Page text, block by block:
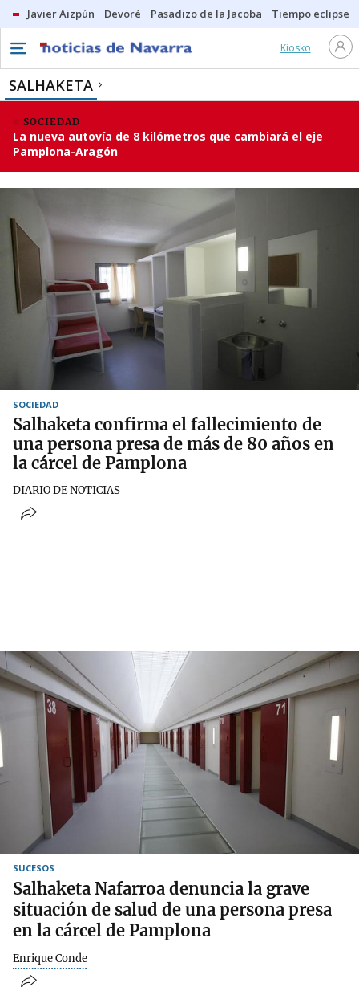
Javier Aizpún Devoré Pasadizo de la Jacoba Tiempo eclipse
Kiosko
SALHAKETA
SOCIEDAD
La nueva autovía de 8 kilómetros que cambiará el eje
Pamplona-Aragón
SOCIEDAD
Salhaketa confirma el fallecimiento de
una persona presa de más de 80 años en
la cárcel de Pamplona
DIARIO DE NOTICIAS
SUCESOS
Salhaketa Nafarroa denuncia la grave
situación de salud de una persona presa
en la cárcel de Pamplona
Enrique Conde